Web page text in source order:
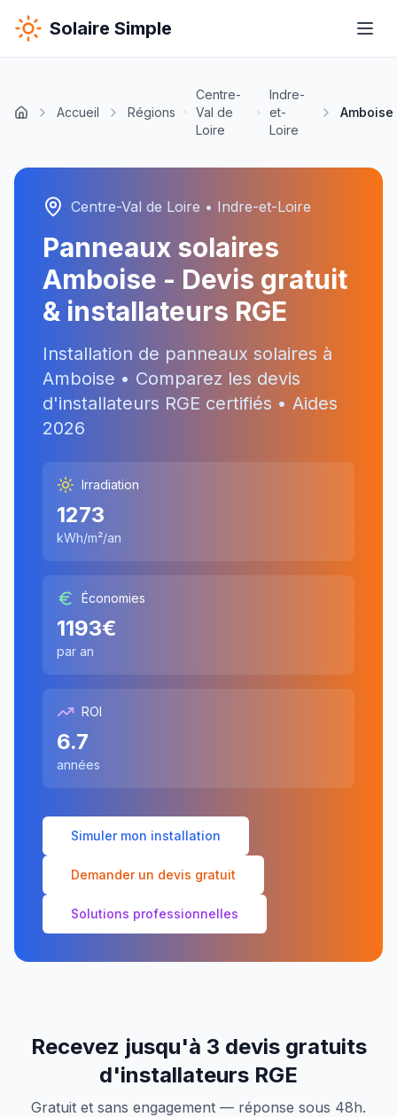
Solaire Simple
Accueil Régions
Centre-
Val de
Loire
Indre-
et-
Loire
Amboise
Centre-Val de Loire • Indre-et-Loire
Panneaux solaires
Amboise - Devis gratuit
& installateurs RGE
Installation de panneaux solaires à
Amboise • Comparez les devis
d'installateurs RGE certifiés • Aides
2026
Irradiation
1273
kWh/m²/an
Économies
1193€
par an
ROI
6.7
années
Simuler mon installation
Demander un devis gratuit
Solutions professionnelles
Recevez jusqu'à 3 devis gratuits
d'installateurs RGE
Gratuit et sans engagement — réponse sous 48h.